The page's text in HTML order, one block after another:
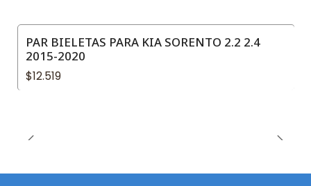
PAR BIELETAS PARA KIA SORENTO 2.2 2.4
2015-2020
$12.519